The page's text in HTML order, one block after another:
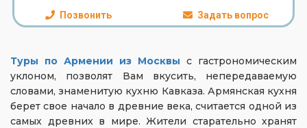
Позвонить Задать вопрос
Туры по Армении из Москвы с гастрономическим
уклоном, позволят Вам вкусить, непередаваемую
словами, знаменитую кухню Кавказа. Армянская кухня
берет свое начало в древние века, считается одной из
самых древних в мире. Жители старательно хранят